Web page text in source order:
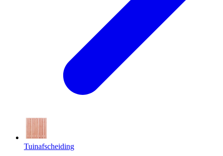
Tuinafscheiding